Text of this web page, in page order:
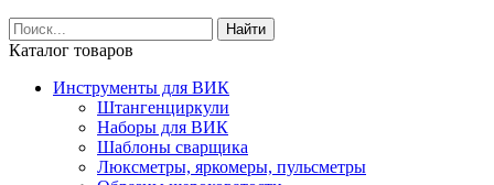
Найти
Каталог товаров
Инструменты для ВИК
Штангенциркули
Наборы для ВИК
Шаблоны сварщика
Люксметры, яркомеры, пульсметры